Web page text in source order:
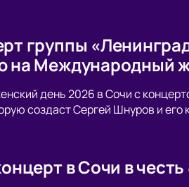
группы
на Международный
день 2026 в Сочи с
создаст Сергей Шнуров и
в Сочи в